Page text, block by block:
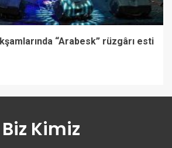
“Arabesk” rüzgârı esti
Biz Kimiz